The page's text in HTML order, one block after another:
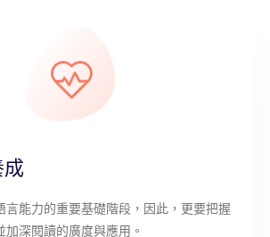
言能力的重要基礎階段，因此，更要把握
深閱讀的廣度與應用。